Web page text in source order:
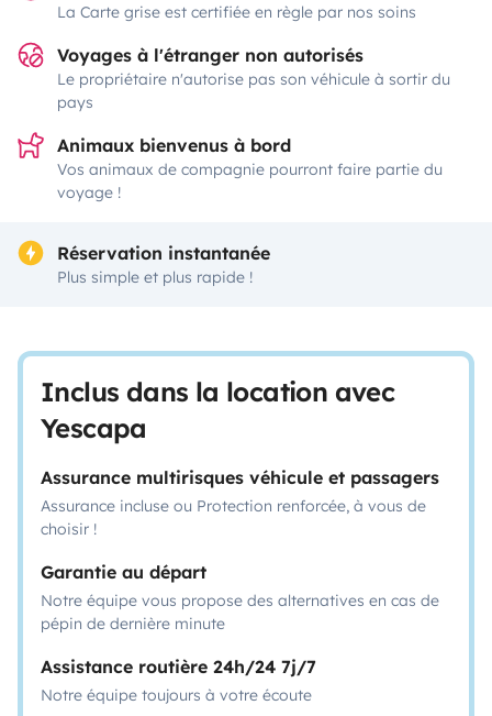
La Carte grise est certifiée en règle par nos soins
Voyages à l'étranger non autorisés
Le propriétaire n'autorise pas son véhicule à sortir du
pays
Animaux bienvenus à bord
Vos animaux de compagnie pourront faire partie du
voyage !
Réservation instantanée
Plus simple et plus rapide !
Inclus dans la location avec
Yescapa
Assurance multirisques véhicule et passagers
Assurance incluse ou Protection renforcée, à vous de
choisir !
Garantie au départ
Notre équipe vous propose des alternatives en cas de
pépin de dernière minute
Assistance routière 24h/24 7j/7
Notre équipe toujours à votre écoute